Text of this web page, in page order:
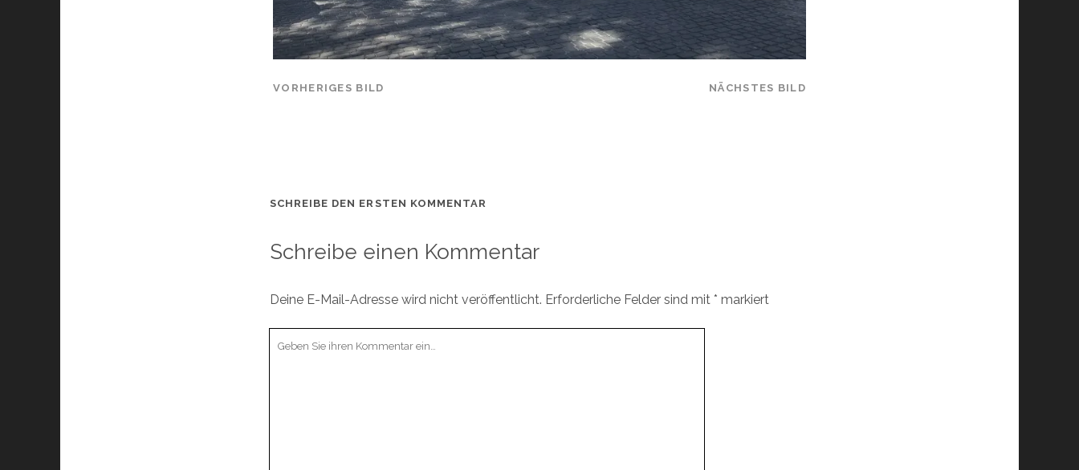
VORHERIGES BILD NÄCHSTES BILD
SCHREIBE DEN ERSTEN KOMMENTAR
Schreibe einen Kommentar
Deine E-Mail-Adresse wird nicht veröffentlicht. Erforderliche Felder sind mit * markiert